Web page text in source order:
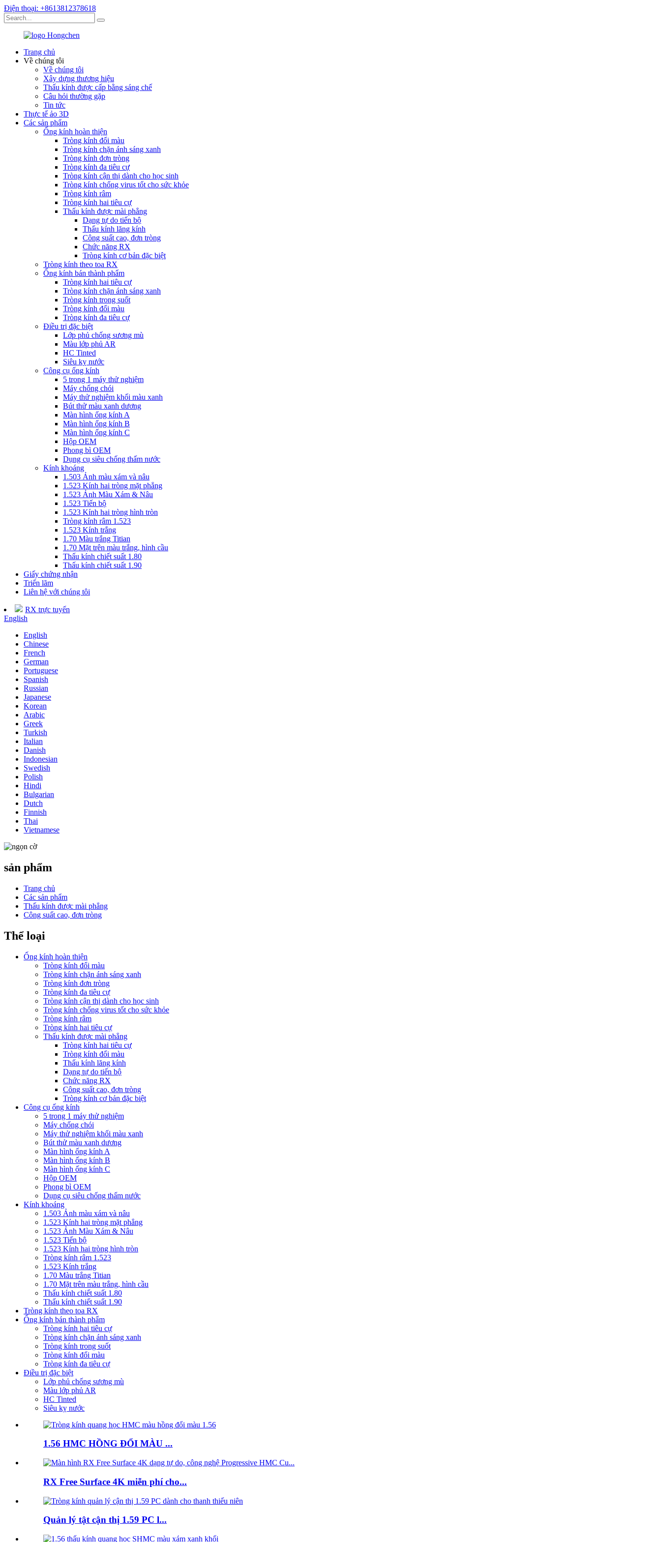
Điện thoại: +8613812378618
Trang chủ
Về chúng tôi
Về chúng tôi
Xây dựng thương hiệu
Thấu kính được cấp bằng sáng chế
Câu hỏi thường gặp
Tin tức
Thực tế ảo 3D
Các sản phẩm
Ống kính hoàn thiện
Tròng kính đổi màu
Tròng kính chặn ánh sáng xanh
Tròng kính đơn tròng
Tròng kính đa tiêu cự
Tròng kính cận thị dành cho học sinh
Tròng kính chống virus tốt cho sức khỏe
Tròng kính râm
Tròng kính hai tiêu cự
Thấu kính được mài phẳng
Dạng tự do tiến bộ
Thấu kính lăng kính
Công suất cao, đơn tròng
Chức năng RX
Tròng kính cơ bản đặc biệt
Tròng kính theo toa RX
Ống kính bán thành phẩm
Tròng kính hai tiêu cự
Tròng kính chặn ánh sáng xanh
Tròng kính trong suốt
Tròng kính đổi màu
Tròng kính đa tiêu cự
Điều trị đặc biệt
Lớp phủ chống sương mù
Màu lớp phủ AR
HC Tinted
Siêu kỵ nước
Công cụ ống kính
5 trong 1 máy thử nghiệm
Máy chống chói
Máy thử nghiệm khối màu xanh
Bút thử màu xanh dương
Màn hình ống kính A
Màn hình ống kính B
Màn hình ống kính C
Hộp OEM
Phong bì OEM
Dụng cụ siêu chống thấm nước
Kính khoáng
1.503 Ảnh màu xám và nâu
1.523 Kính hai tròng mặt phẳng
1.523 Ảnh Màu Xám & Nâu
1.523 Tiến bộ
1.523 Kính hai tròng hình tròn
Tròng kính râm 1.523
1.523 Kính trắng
1.70 Màu trắng Titian
1.70 Mặt trên màu trắng, hình cầu
Thấu kính chiết suất 1.80
Thấu kính chiết suất 1.90
Giấy chứng nhận
Triển lãm
Liên hệ với chúng tôi
RX trực tuyến
English
English
Chinese
French
German
Portuguese
Spanish
Russian
Japanese
Korean
Arabic
Greek
Turkish
Italian
Danish
Indonesian
Swedish
Polish
Hindi
Bulgarian
Dutch
Finnish
Thai
Vietnamese
sản phẩm
Trang chủ
Các sản phẩm
Thấu kính được mài phẳng
Công suất cao, đơn tròng
Thể loại
Ống kính hoàn thiện
Tròng kính đổi màu
Tròng kính chặn ánh sáng xanh
Tròng kính đơn tròng
Tròng kính đa tiêu cự
Tròng kính cận thị dành cho học sinh
Tròng kính chống virus tốt cho sức khỏe
Tròng kính râm
Tròng kính hai tiêu cự
Thấu kính được mài phẳng
Tròng kính hai tiêu cự
Tròng kính đổi màu
Thấu kính lăng kính
Dạng tự do tiến bộ
Chức năng RX
Công suất cao, đơn tròng
Tròng kính cơ bản đặc biệt
Công cụ ống kính
5 trong 1 máy thử nghiệm
Máy chống chói
Máy thử nghiệm khối màu xanh
Bút thử màu xanh dương
Màn hình ống kính A
Màn hình ống kính B
Màn hình ống kính C
Hộp OEM
Phong bì OEM
Dụng cụ siêu chống thấm nước
Kính khoáng
1.503 Ảnh màu xám và nâu
1.523 Kính hai tròng mặt phẳng
1.523 Ảnh Màu Xám & Nâu
1.523 Tiến bộ
1.523 Kính hai tròng hình tròn
Tròng kính râm 1.523
1.523 Kính trắng
1.70 Màu trắng Titian
1.70 Mặt trên màu trắng, hình cầu
Thấu kính chiết suất 1.80
Thấu kính chiết suất 1.90
Tròng kính theo toa RX
Ống kính bán thành phẩm
Tròng kính hai tiêu cự
Tròng kính chặn ánh sáng xanh
Tròng kính trong suốt
Tròng kính đổi màu
Tròng kính đa tiêu cự
Điều trị đặc biệt
Lớp phủ chống sương mù
Màu lớp phủ AR
HC Tinted
Siêu kỵ nước
1.56 HMC HỒNG ĐỔI MÀU ...
RX Free Surface 4K miễn phí cho...
Quản lý tật cận thị 1.59 PC l...